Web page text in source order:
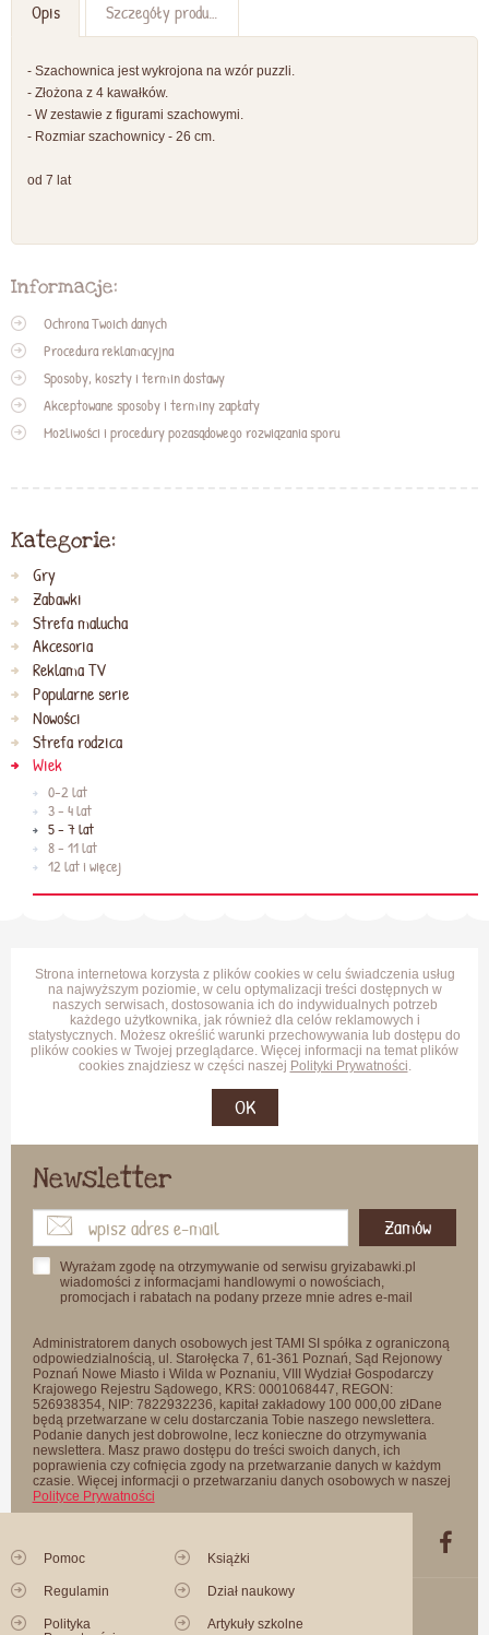
Opis Szczegóły produktu
- Szachownica jest wykrojona na wzór puzzli.
- Złożona z 4 kawałków.
- W zestawie z figurami szachowymi.
- Rozmiar szachownicy - 26 cm.
od 7 lat
Informacje:
Ochrona Twoich danych
Procedura reklamacyjna
Sposoby, koszty i termin dostawy
Akceptowane sposoby i terminy zapłaty
Możliwości i procedury pozasądowego rozwiązania sporu
Kategorie:
Gry
Zabawki
Strefa malucha
Akcesoria
Reklama TV
Popularne serie
Nowości
Strefa rodzica
Wiek
0-2 lat
3 - 4 lat
5 - 7 lat
8 - 11 lat
12 lat i więcej
Strona internetowa korzysta z plików cookies w celu świadczenia usług
na najwyższym poziomie, w celu optymalizacji treści dostępnych w
naszych serwisach, dostosowania ich do indywidualnych potrzeb
każdego użytkownika, jak również dla celów reklamowych i
statystycznych. Możesz określić warunki przechowywania lub dostępu do
plików cookies w Twojej przeglądarce. Więcej informacji na temat plików
cookies znajdziesz w części naszej Polityki Prywatności.
OK
Newsletter
Zamów
Wyrażam zgodę na otrzymywanie od serwisu gryizabawki.pl
wiadomości z informacjami handlowymi o nowościach,
promocjach i rabatach na podany przeze mnie adres e-mail
Administratorem danych osobowych jest TAMI SI spółka z ograniczoną
odpowiedzialnością, ul. Starołęcka 7, 61-361 Poznań, Sąd Rejonowy
Poznań Nowe Miasto i Wilda w Poznaniu, VIII Wydział Gospodarczy
Krajowego Rejestru Sądowego, KRS: 0001068447, REGON:
526938354, NIP: 7822932236, kapitał zakładowy 100 000,00 złDane
będą przetwarzane w celu dostarczania Tobie naszego newslettera.
Podanie danych jest dobrowolne, lecz konieczne do otrzymywania
newslettera. Masz prawo dostępu do treści swoich danych, ich
poprawienia czy cofnięcia zgody na przetwarzanie danych w każdym
czasie. Więcej informacji o przetwarzaniu danych osobowych w naszej
Polityce Prywatności
Pomoc
Regulamin
Polityka
Książki
Dział naukowy
Artykuły szkolne